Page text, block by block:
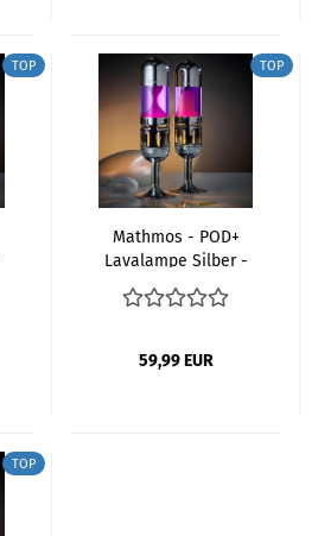
TOP TOP
Mathmos - POD+
Lavalampe Silber -
Pink
59,99 EUR
TOP